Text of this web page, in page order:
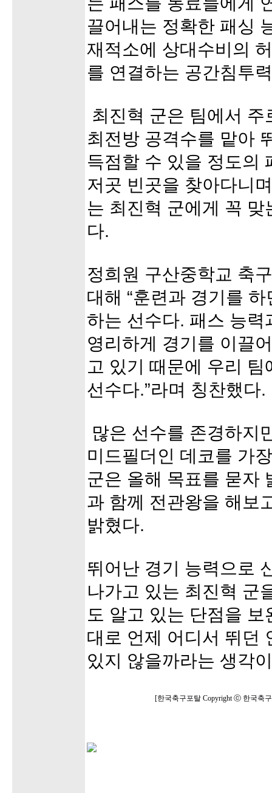
끌어내는 정확한 패싱
재적소에 상대수비의
를 연결하는 공간침투
최진혁 군은 팀에서
최전방 공격수를 맡아
득점할 수 있을 정도의
저곳 빈곳을 찾아다니
는 최진혁 군에게 꼭
다.
정희원 구산중학교 축
대해 “훈련과 경기를
하는 선수다. 패스 능
영리하게 경기를 이끌
고 있기 때문에 우리
선수다.”라며 칭찬했다.
많은 선수를 존경하지
미드필더인 데코를 가
군은 올해 목표를 묻자
과 함께 전관왕을 해보
밝혔다.
뛰어난 경기 능력으로
나가고 있는 최진혁 군
도 알고 있는 단점을
대로 언제 어디서 뛰던
있지 않을까라는 생각
[한국축구포탈 Copyright ⓒ 한국축